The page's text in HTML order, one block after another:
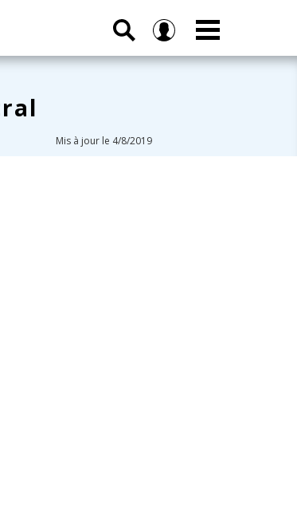
Mis à jour le 4/8/2019